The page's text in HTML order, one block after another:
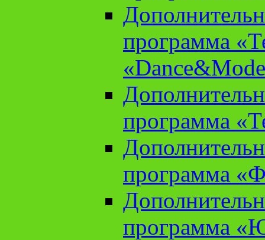
программа
программа
программа
программа